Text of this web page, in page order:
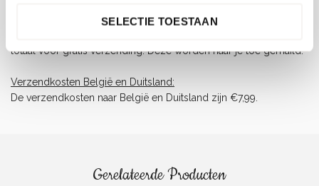
SELECTIE TOESTAAN
gewicht of afmeting).
totaal voor gratis verzending. Deze worden naar je toe gemaild.
Verzendkosten België en Duitsland:
De verzendkosten naar België en Duitsland zijn €7,99.
Gerelateerde Producten